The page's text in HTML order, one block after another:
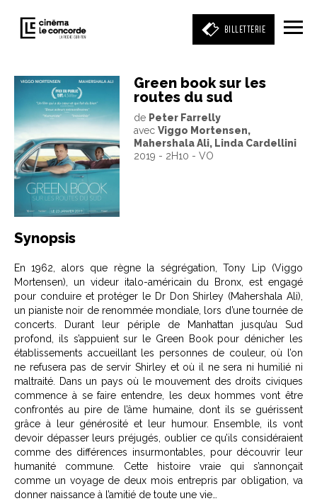
BILLETTERIE
Entrez votre mot clé
(film, réalisateur, acteur, événement)
Green book sur les
routes du sud
de Peter Farrelly
avec Viggo Mortensen,
Mahershala Ali, Linda Cardellini
2019 - 2H10 - VO
Synopsis
En 1962, alors que règne la ségrégation, Tony Lip (Viggo
Mortensen), un videur italo-américain du Bronx, est engagé
pour conduire et protéger le Dr Don Shirley (Mahershala Ali),
un pianiste noir de renommée mondiale, lors d’une tournée de
concerts. Durant leur périple de Manhattan jusqu’au Sud
profond, ils s’appuient sur le Green Book pour dénicher les
établissements accueillant les personnes de couleur, où l’on
ne refusera pas de servir Shirley et où il ne sera ni humilié ni
maltraité. Dans un pays où le mouvement des droits civiques
commence à se faire entendre, les deux hommes vont être
confrontés au pire de l’âme humaine, dont ils se guérissent
grâce à leur générosité et leur humour. Ensemble, ils vont
devoir dépasser leurs préjugés, oublier ce qu’ils considéraient
comme des différences insurmontables, pour découvrir leur
humanité commune. Cette histoire vraie qui s’annonçait
comme un voyage de deux mois entrepris par obligation, va
donner naissance à l’amitié de toute une vie…